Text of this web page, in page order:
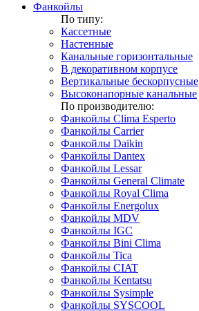
Фанкойлы
По типу:
Кассетные
Настенные
Канальные горизонтальные
В декоративном корпусе
Вертикальные бескорпусные
Высоконапорные канальные
По производителю:
Фанкойлы Clima Esperto
Фанкойлы Carrier
Фанкойлы Daikin
Фанкойлы Dantex
Фанкойлы Lessar
Фанкойлы General Climate
Фанкойлы Royal Clima
Фанкойлы Energolux
Фанкойлы MDV
Фанкойлы IGC
Фанкойлы Bini Clima
Фанкойлы Tica
Фанкойлы CIAT
Фанкойлы Kentatsu
Фанкойлы Sysimple
Фанкойлы SYSCOOL